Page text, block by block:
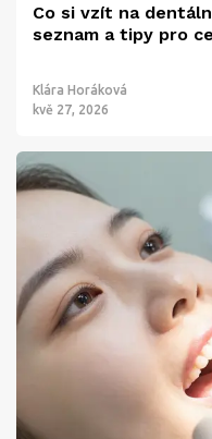
Co si vzít na
seznam a tipy pro
Klára Horáková
kvě 27, 2026